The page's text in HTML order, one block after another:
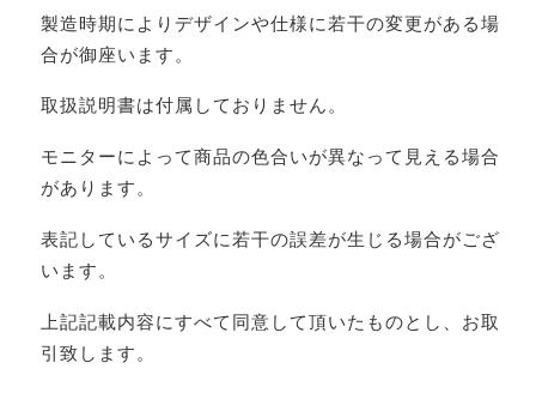
製造時期によりデザインや仕様に若干の変更がある場
合が御座います。
取扱説明書は付属しておりません。
モニターによって商品の色合いが異なって見える場合
があります。
表記しているサイズに若干の誤差が生じる場合がござ
います。
上記記載内容にすべて同意して頂いたものとし、お取
引致します。